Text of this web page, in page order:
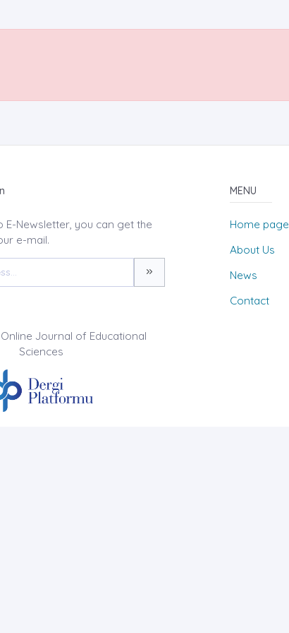
E-Newsletter, you can get the
e-mail.
MENU
Home page
About Us
News
Contact
Journal of Educational
Sciences